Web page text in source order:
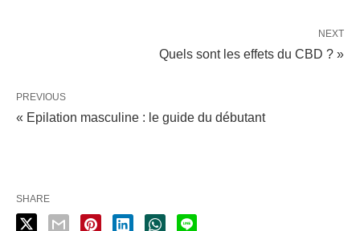
NEXT
Quels sont les effets du CBD ? »
PREVIOUS
« Epilation masculine : le guide du débutant
SHARE